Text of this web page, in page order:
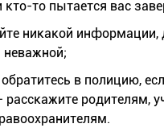
кто-то пытается вас
никакой информации,
неважной;
в полицию,
расскажите родителям,